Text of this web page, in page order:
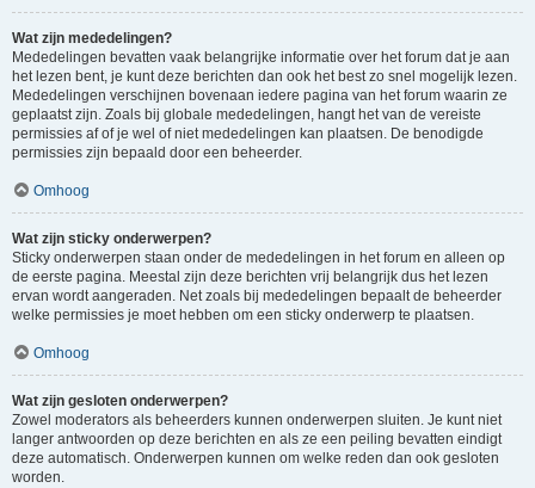
Wat zijn mededelingen?
Mededelingen bevatten vaak belangrijke informatie over het forum dat je aan
het lezen bent, je kunt deze berichten dan ook het best zo snel mogelijk lezen.
Mededelingen verschijnen bovenaan iedere pagina van het forum waarin ze
geplaatst zijn. Zoals bij globale mededelingen, hangt het van de vereiste
permissies af of je wel of niet mededelingen kan plaatsen. De benodigde
permissies zijn bepaald door een beheerder.
Omhoog
Wat zijn sticky onderwerpen?
Sticky onderwerpen staan onder de mededelingen in het forum en alleen op
de eerste pagina. Meestal zijn deze berichten vrij belangrijk dus het lezen
ervan wordt aangeraden. Net zoals bij mededelingen bepaalt de beheerder
welke permissies je moet hebben om een sticky onderwerp te plaatsen.
Omhoog
Wat zijn gesloten onderwerpen?
Zowel moderators als beheerders kunnen onderwerpen sluiten. Je kunt niet
langer antwoorden op deze berichten en als ze een peiling bevatten eindigt
deze automatisch. Onderwerpen kunnen om welke reden dan ook gesloten
worden.